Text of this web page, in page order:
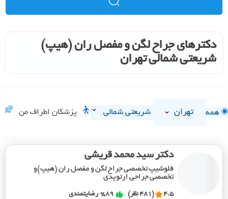
دکترهای جراح لگن و مفصل ران (هیپ)
شریعتی شمالی تهران
همه تهران شریعتی شمالی پزشکان اطراف من
دکتر سید محمد قریشی
فلوشیپ تخصصی جراح لگن و مفصل ران (هیپ)و
تخصصی جراحی ارتوپدی
4.5 (481 نظر) %89 رضایتمندی